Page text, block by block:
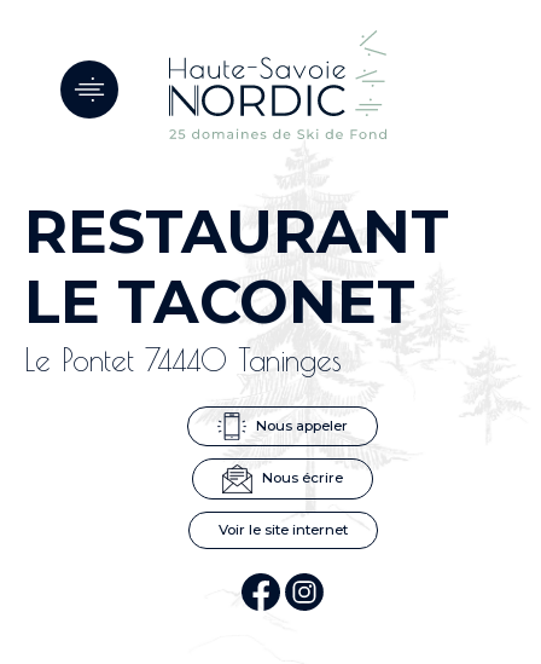
RESTAURANT
LE TACONET
Le Pontet 74440 Taninges
Nous appeler
Nous écrire
Voir le site internet